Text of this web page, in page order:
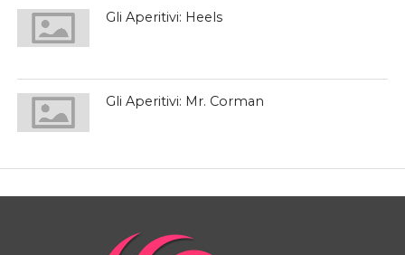
Gli Aperitivi: Heels
Gli Aperitivi: Mr. Corman